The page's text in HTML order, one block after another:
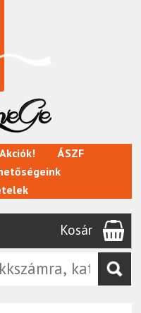
ÁSZF
Kosár